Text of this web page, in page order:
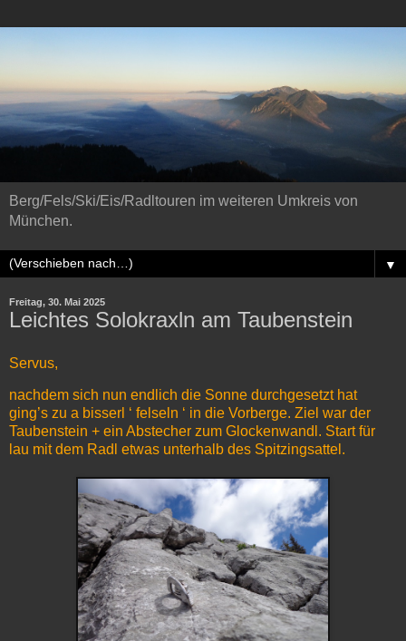
Berg/Fels/Ski/Eis/Radltouren im weiteren Umkreis von
München.
▼
Freitag, 30. Mai 2025
Leichtes Solokraxln am Taubenstein
Servus,
nachdem sich nun endlich die Sonne durchgesetzt hat
ging’s zu a bisserl ‘ felseln ‘ in die Vorberge. Ziel war der
Taubenstein + ein Abstecher zum Glockenwandl. Start für
lau mit dem Radl etwas unterhalb des Spitzingsattel.